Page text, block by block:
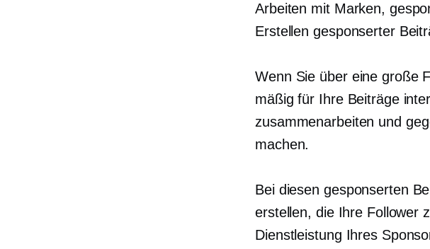
Arbeiten mit Marken,
Erstellen gesponserter
Wenn Sie über eine große
mäßig für Ihre Beiträge
zusammenarbeiten und
machen.
Bei diesen gesponserten
erstellen, die Ihre Follower
Dienstleistung Ihres